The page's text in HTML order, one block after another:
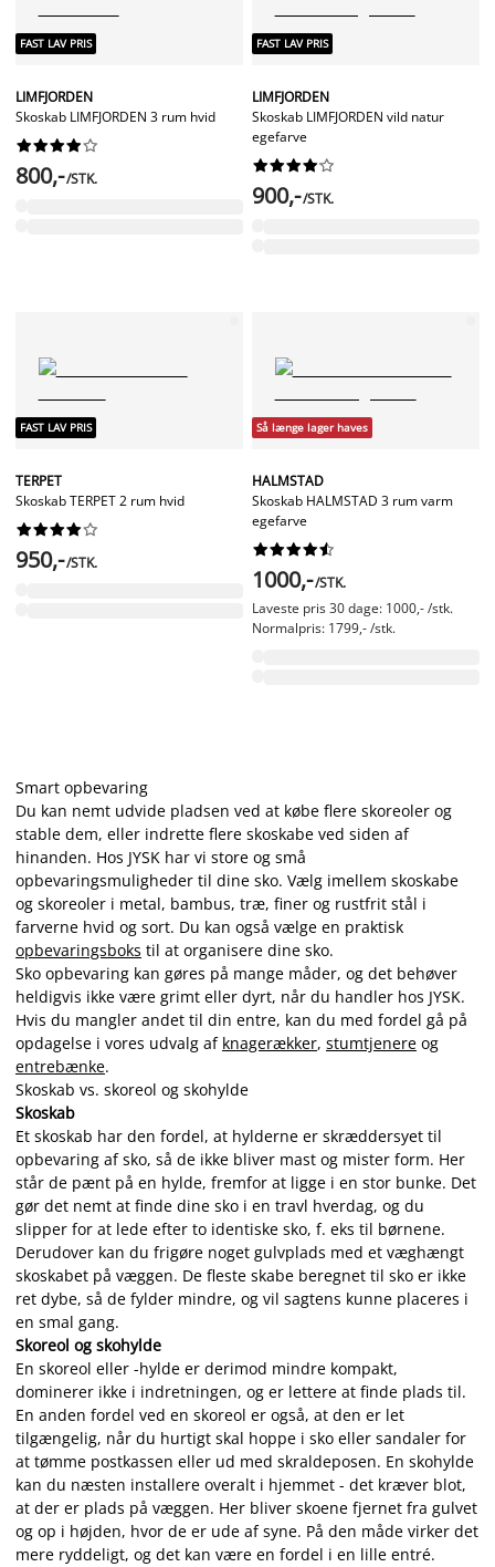
FAST LAV PRIS
LIMFJORDEN
Skoskab LIMFJORDEN 3 rum hvid






800,-/STK.
FAST LAV PRIS
LIMFJORDEN
Skoskab LIMFJORDEN vild natur
egefarve






900,-/STK.
FAST LAV PRIS
TERPET
Skoskab TERPET 2 rum hvid






950,-/STK.
Så længe lager haves
HALMSTAD
Skoskab HALMSTAD 3 rum varm
egefarve






1000,-/STK.
Laveste pris 30 dage: 1000,- /stk.
Normalpris: 1799,- /stk.
Smart opbevaring
Du kan nemt udvide pladsen ved at købe flere skoreoler og
stable dem, eller indrette flere skoskabe ved siden af
hinanden. Hos JYSK har vi store og små
opbevaringsmuligheder til dine sko. Vælg imellem skoskabe
og skoreoler i metal, bambus, træ, finer og rustfrit stål i
farverne hvid og sort. Du kan også vælge en praktisk
opbevaringsboks til at organisere dine sko.
Sko opbevaring kan gøres på mange måder, og det behøver
heldigvis ikke være grimt eller dyrt, når du handler hos JYSK.
Hvis du mangler andet til din entre, kan du med fordel gå på
opdagelse i vores udvalg af knagerækker, stumtjenere og
entrebænke.
Skoskab vs. skoreol og skohylde
Skoskab
Et skoskab har den fordel, at hylderne er skræddersyet til
opbevaring af sko, så de ikke bliver mast og mister form. Her
står de pænt på en hylde, fremfor at ligge i en stor bunke. Det
gør det nemt at finde dine sko i en travl hverdag, og du
slipper for at lede efter to identiske sko, f. eks til børnene.
Derudover kan du frigøre noget gulvplads med et væghængt
skoskabet på væggen. De fleste skabe beregnet til sko er ikke
ret dybe, så de fylder mindre, og vil sagtens kunne placeres i
en smal gang.
Skoreol og skohylde
En skoreol eller -hylde er derimod mindre kompakt,
dominerer ikke i indretningen, og er lettere at finde plads til.
En anden fordel ved en skoreol er også, at den er let
tilgængelig, når du hurtigt skal hoppe i sko eller sandaler for
at tømme postkassen eller ud med skraldeposen. En skohylde
kan du næsten installere overalt i hjemmet - det kræver blot,
at der er plads på væggen. Her bliver skoene fjernet fra gulvet
og op i højden, hvor de er ude af syne. På den måde virker det
mere ryddeligt, og det kan være en fordel i en lille entré.